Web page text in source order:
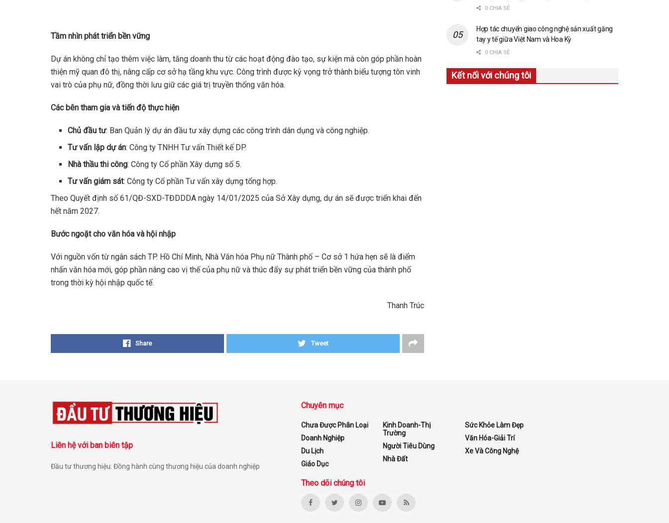
Tầm nhìn phát triển bền vững
Dự án không chỉ tạo thêm việc làm, tăng doanh thu từ các hoạt động đào tạo, sự kiện mà còn góp phần hoàn
thiện mỹ quan đô thị, nâng cấp cơ sở hạ tầng khu vực. Công trình được kỳ vọng trở thành biểu tượng tôn vinh
vai trò của phụ nữ, đồng thời lưu giữ các giá trị truyền thống văn hóa.
Các bên tham gia và tiến độ thực hiện
Chủ đầu tư: Ban Quản lý dự án đầu tư xây dựng các công trình dân dụng và công nghiệp.
Tư vấn lập dự án: Công ty TNHH Tư vấn Thiết kế DP.
Nhà thầu thi công: Công ty Cổ phần Xây dựng số 5.
Tư vấn giám sát: Công ty Cổ phần Tư vấn xây dựng tổng hợp.
Theo Quyết định số 61/QĐ-SXD-TĐDDDA ngày 14/01/2025 của Sở Xây dựng, dự án sẽ được triển khai đến
hết năm 2027.
Bước ngoặt cho văn hóa và hội nhập
Với nguồn vốn từ ngân sách TP. Hồ Chí Minh, Nhà Văn hóa Phụ nữ Thành phố – Cơ sở 1 hứa hẹn sẽ là điểm
nhấn văn hóa mới, góp phần nâng cao vị thế của phụ nữ và thúc đẩy sự phát triển bền vững của thành phố
trong thời kỳ hội nhập quốc tế.
Thanh Trúc
Share Tweet
0 CHIA SẺ
Hợp tác chuyển giao công nghệ sản xuất găng
tay y tế giữa Việt Nam và Hoa Kỳ
0 CHIA SẺ
Kết nối với chúng tôi
Liên hệ với ban biên tập
Đầu tư thương hiệu: Đồng hành cùng thương hiệu của doanh nghiệp
Chuyên mục
Chưa Được Phân Loại
Doanh Nghiệp
Du Lịch
Giáo Dục
Kinh Doanh-Thị
Trường
Người Tiêu Dùng
Nhà Đất
Sức Khỏe Làm Đẹp
Văn Hóa-Giải Trí
Xe Và Công Nghệ
Theo dõi chúng tôi